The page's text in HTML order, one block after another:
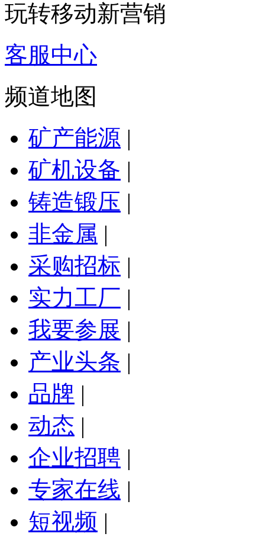
玩转移动新营销
客服中心
频道地图
矿产能源 |
矿机设备 |
铸造锻压 |
非金属 |
采购招标 |
实力工厂 |
我要参展 |
产业头条 |
品牌 |
动态 |
企业招聘 |
专家在线 |
短视频 |